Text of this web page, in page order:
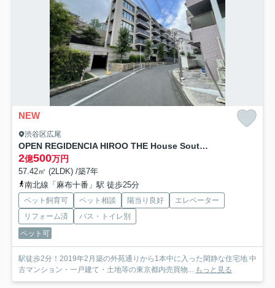
NEW
渋谷区広尾
OPEN REGIDENCIA HIROO THE House South Court
2億500万円
57.42㎡ (2LDK) /築7年
南北線「麻布十番」駅 徒歩25分
ペット飼育可 ペット相談 陽当り良好
エレベーター
リフォーム済
バス・トイレ別
ペット可
駅徒歩2分！2019年2月築の外苑通りから1本中に入った閑静な住宅地 中
古マンション・一戸建て・土地等の東京都内売買物... もっと見る